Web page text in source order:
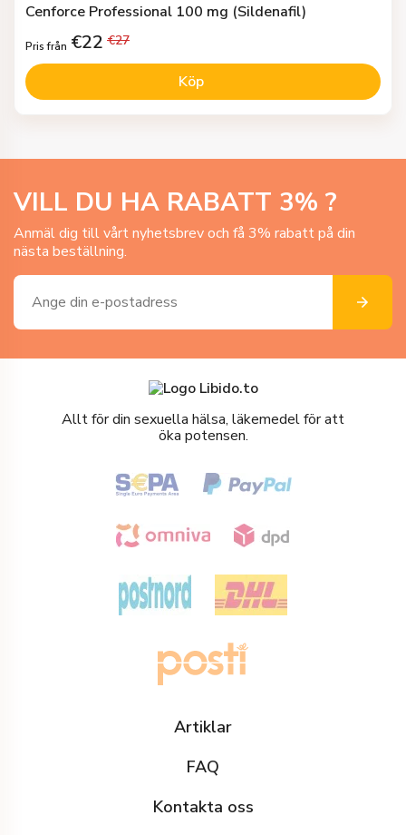
Cenforce Professional 100 mg (Sildenafil)
Pris från €22 €27
Köp
VILL DU HA RABATT 3% ?
Anmäl dig till vårt nyhetsbrev och få 3% rabatt på din
nästa beställning.
Allt för din sexuella hälsa, läkemedel för att
öka potensen.
Artiklar
FAQ
Kontakta oss